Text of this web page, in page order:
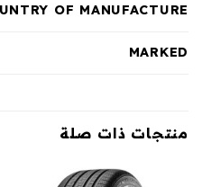
OF MANUFACTURE
MARKED
منتجات ذات صلة